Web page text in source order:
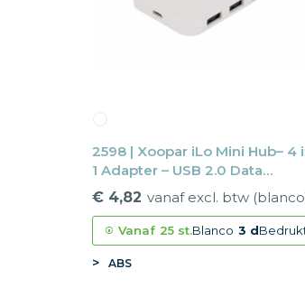
2598 | Xoopar iLo Mini Hub– 4
1 Adapter – USB 2.0 Data
Transfer - Splitter
€ 4,82 vanaf excl. btw
Vanaf 25 st.Blanco 3 d
ABS